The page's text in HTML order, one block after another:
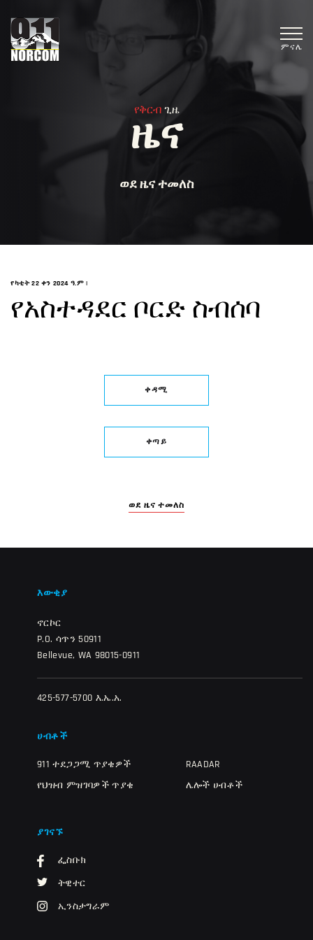
ምናሌ
የቅርብጊዜ
ዜና
ወደ ዜና ተመለስ
የካቲት 22 ቀን 2024 ዓ.ም |
የአስተዳደር ቦርድ ስብሰባ
ቀዳሚ
ቀጣይ
ወደ ዜና ተመለስ
እውቂያ
ኖርኮር
P.O. ሳጥን 50911
Bellevue, WA 98015-0911
425-577-5700 እ.ኤ.አ.
ሀብቶች
911 ተደጋጋሚ ጥያቄዎች
የህዝብ ምዝገባዎች ጥያቄ
RAADAR
ሌሎች ሀብቶች
ያገናኙ
ፌስቡክ
ትዊተር
ኢንስታግራም